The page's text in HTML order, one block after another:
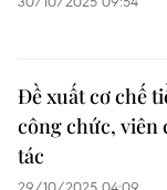
Đề xuất cơ chế
công chức, viên
tác